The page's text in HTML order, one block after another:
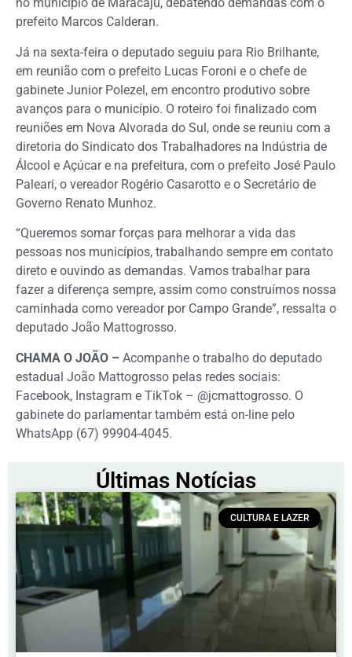
no município de Maracaju, debatendo demandas com o
prefeito Marcos Calderan.
Já na sexta-feira o deputado seguiu para Rio Brilhante,
em reunião com o prefeito Lucas Foroni e o chefe de
gabinete Junior Polezel, em encontro produtivo sobre
avanços para o município. O roteiro foi finalizado com
reuniões em Nova Alvorada do Sul, onde se reuniu com a
diretoria do Sindicato dos Trabalhadores na Indústria de
Álcool e Açúcar e na prefeitura, com o prefeito José Paulo
Paleari, o vereador Rogério Casarotto e o Secretário de
Governo Renato Munhoz.
“Queremos somar forças para melhorar a vida das
pessoas nos municípios, trabalhando sempre em contato
direto e ouvindo as demandas. Vamos trabalhar para
fazer a diferença sempre, assim como construímos nossa
caminhada como vereador por Campo Grande”, ressalta o
deputado João Mattogrosso.
CHAMA O JOÃO – Acompanhe o trabalho do deputado
estadual João Mattogrosso pelas redes sociais:
Facebook, Instagram e TikTok – @jcmattogrosso. O
gabinete do parlamentar também está on-line pelo
WhatsApp (67) 99904-4045.
Últimas Notícias
CULTURA E LAZER